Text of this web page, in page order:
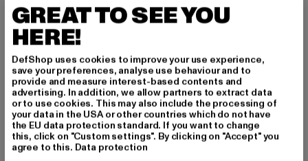
BRANDIT
Respite
133,99 EUR
Derzeitiger Preis: 133,99 EUR
Respite
132,99 EUR
Derzeitiger Preis: 132,99 EUR
-23% -10%
GREAT TO SEE YOU
HERE!
DefShop uses cookies to improve your use experience,
save your preferences, analyse use behaviour and to
provide and measure interest-based contents and
advertising. In addition, we allow partners to extract data
or to use cookies. This may also include the processing of
your data in the USA or other countries which do not have
the EU data protection standard. If you want to change
this, click on "Custom settings". By clicking on "Accept" you
agree to this. Data protection